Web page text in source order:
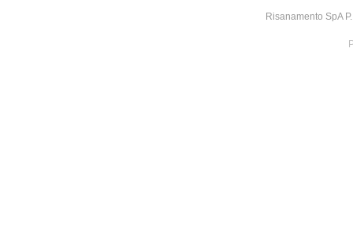
Risanamento SpA